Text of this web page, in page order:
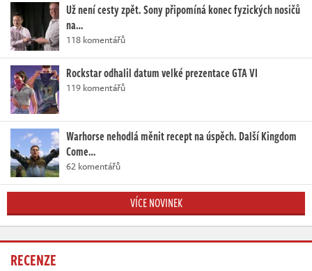
Už není cesty zpět. Sony připomíná konec fyzických nosičů
na…
118 komentářů
Rockstar odhalil datum velké prezentace GTA VI
119 komentářů
Warhorse nehodlá měnit recept na úspěch. Další Kingdom
Come…
62 komentářů
VÍCE NOVINEK
RECENZE